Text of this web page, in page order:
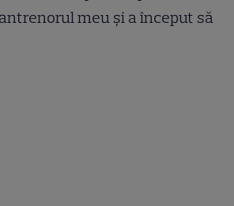
meu și a început să